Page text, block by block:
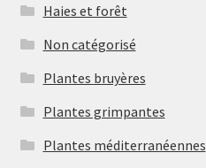
Haies et forêt
Non catégorisé
Plantes bruyères
Plantes grimpantes
Plantes méditerranéennes